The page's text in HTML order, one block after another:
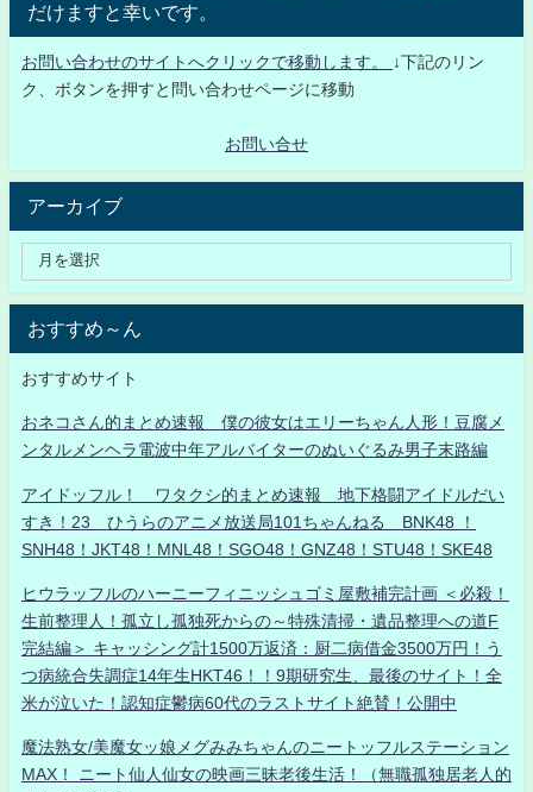
だけますと幸いです。
お問い合わせのサイトへクリックで移動します。
↓下記のリン
ク、ボタンを押すと問い合わせページに移動
お問い合せ
アーカイブ
おすすめ～ん
おすすめサイト
おネコさん的まとめ速報 僕の彼女はエリーちゃん人形！豆腐メ
ンタルメンヘラ電波中年アルバイターのぬいぐるみ男子末路編
アイドッフル！ ワタクシ的まとめ速報 地下格闘アイドルだい
すき！23 ひうらのアニメ放送局101ちゃんねる BNK48 ！
SNH48！JKT48！MNL48！SGO48！GNZ48！STU48！SKE48
ヒウラッフルのハーニーフィニッシュゴミ屋敷補完計画 ＜必殺！
生前整理人！孤立し孤独死からの～特殊清掃・遺品整理への道F
完結編＞ キャッシング計1500万返済：厨二病借金3500万円！う
つ病統合失調症14年生HKT46！！9期研究生、最後のサイト！全
米が泣いた！認知症鬱病60代のラストサイト絶賛！公開中
魔法熟女/美魔女ッ娘メグみみちゃんのニートッフルステーション
MAX！ ニート仙人仙女の映画三昧老後生活！（無職孤独居老人的